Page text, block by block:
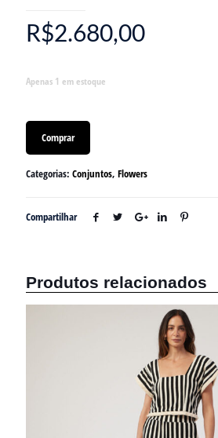
R$2.680,00
Apenas 1 em estoque
Comprar
Categorias: Conjuntos, Flowers
Compartilhar
Produtos relacionados